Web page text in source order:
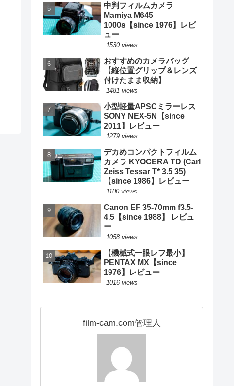
中判フィルムカメラ
Mamiya M645
1000s【since 1976】レビ
ュー
1530 views
おすすめのカメラバッグ
【縦位置グリップ＆レンズ
付けたまま収納】
1481 views
小型軽量APSCミラーレス
SONY NEX-5N【since
2011】レビュー
1279 views
デカめコンパクトフィルム
カメラ KYOCERA TD (Carl
Zeiss Tessar T* 3.5 35)
【since 1986】レビュー
1100 views
Canon EF 35-70mm f3.5-
4.5【since 1988】 レビュ
ー
1058 views
【機械式一眼レフ最小】
PENTAX MX【since
1976】レビュー
1016 views
film-cam.com管理人